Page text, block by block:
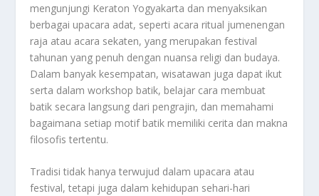
mengunjungi Keraton Yogyakarta dan menyaksikan
berbagai upacara adat, seperti acara ritual jumenengan
raja atau acara sekaten, yang merupakan festival
tahunan yang penuh dengan nuansa religi dan budaya.
Dalam banyak kesempatan, wisatawan juga dapat ikut
serta dalam workshop batik, belajar cara membuat
batik secara langsung dari pengrajin, dan memahami
bagaimana setiap motif batik memiliki cerita dan makna
filosofis tertentu.
Tradisi tidak hanya terwujud dalam upacara atau
festival, tetapi juga dalam kehidupan sehari-hari